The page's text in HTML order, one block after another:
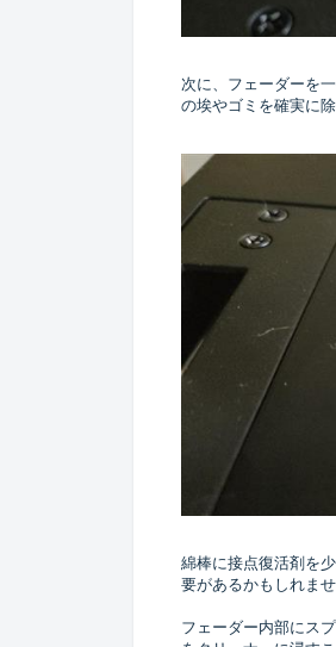
次に、フェーダーを
の埃やゴミを確実に除
綿棒に接点復活剤を
要があるかもしれませ
フェーダー内部にス